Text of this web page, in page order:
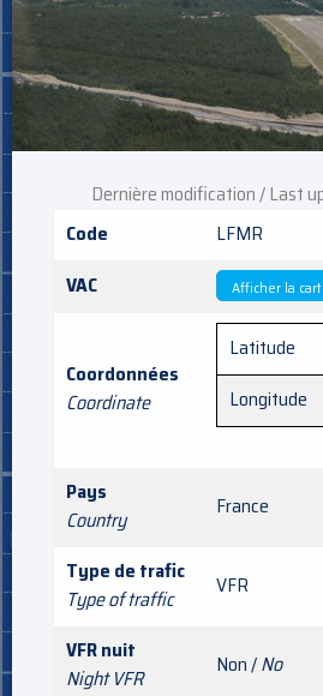
Dernière modification / Last
Code
LFMR
VAC
Afficher la
Coordonnées
Coordinate
Latitude
Longitude
Pays
Country
France
Type de trafic
Type of traffic
VFR
VFR nuit
Night VFR
Non /No